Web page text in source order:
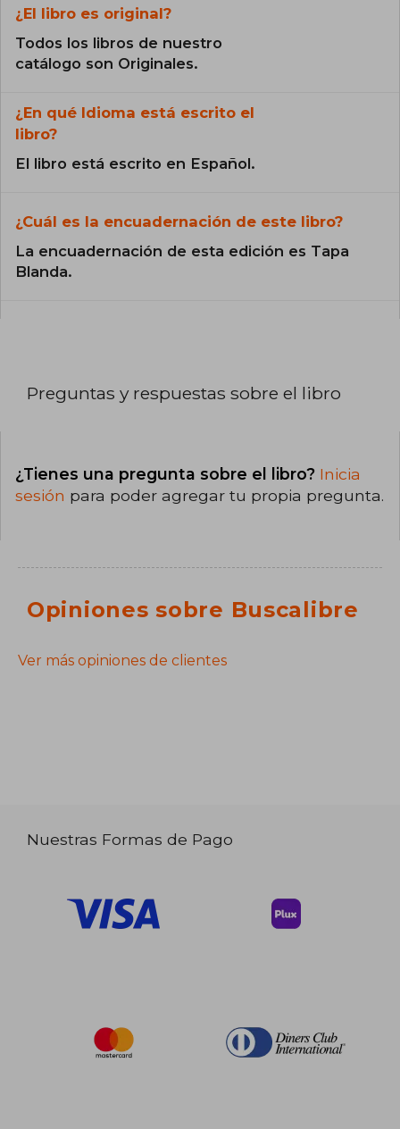
¿El libro es original?
Todos los libros de nuestro
catálogo son Originales.
¿En qué Idioma está escrito el
libro?
El libro está escrito en Español.
¿Cuál es la encuadernación de este libro?
La encuadernación de esta edición es Tapa
Blanda.
Preguntas y respuestas sobre el libro
¿Tienes una pregunta sobre el libro? Inicia
sesión para poder agregar tu propia pregunta.
Opiniones sobre Buscalibre
Ver más opiniones de clientes
Nuestras Formas de Pago